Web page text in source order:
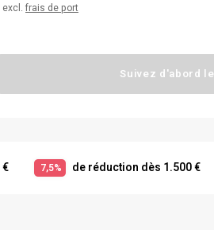
frais de port
Suivez d'abord
7,5% de réduction dès 1.500 €